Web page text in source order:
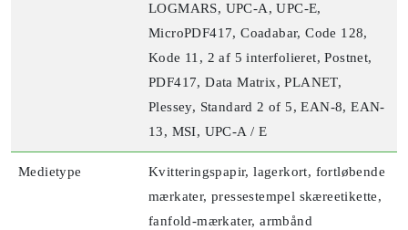
LOGMARS, UPC-A, UPC-E,
MicroPDF417, Coadabar, Code 128,
Kode 11, 2 af 5 interfolieret, Postnet,
PDF417, Data Matrix, PLANET,
Plessey, Standard 2 of 5, EAN-8, EAN-
13, MSI, UPC-A / E
Medietype
Kvitteringspapir, lagerkort, fortløbende
mærkater, pressestempel skæreetikette,
fanfold-mærkater, armbånd